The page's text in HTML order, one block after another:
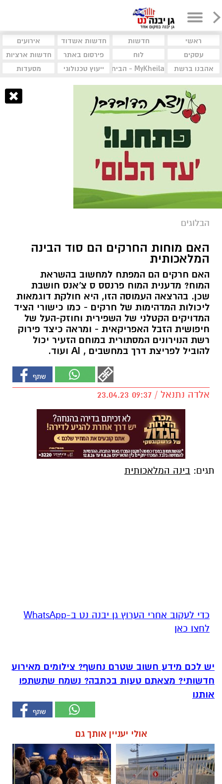
ראשי חדשות חדשות אשדוד
אירועים
עסקים
לוח פירסום באתר
חדשות ארציות
אהבנו ברשת
MyKheila - הבית לעסקים וקהילות ייעוץ טכנולוגי מסעדות
הבלוגים
האם מוחות החרקים הם סוד הבינה
המלאכותית
האם חרקים הם המפתח למחשוב בהשראת
המוח? מדענית המוח פרנסס ס צ'אנס חושבת
שכן. בהרצאה העמוסה הזו, היא חולקת דוגמאות
ליכולות המדהימות של חרקים - כמו כישורי הציד
המדויקים הקטלני של השפירית וחוזק-העל של
חיפושית הזבל האפריקאית - ומראה כיצד פירוק
רשת הנוירונים המסתורית במוחם הזעיר יכול
להוביל לפריצת דרך במחשבים , AI ועוד.
אלדה נתנאל / 09:37 23.04.23
תגים: בינה המלאכותית
‏כדי לעקוב אחרי הערוץ גן יבנה נט ב-WhatsApp
לחצו כאן
יש לכם מידע חשוב שטרם נחשף? צילומים מאירוע
חדשותי? מצאתם טעות בכתבה? נשמח שתשתפו
אותנו
אולי יעניין אותך גם